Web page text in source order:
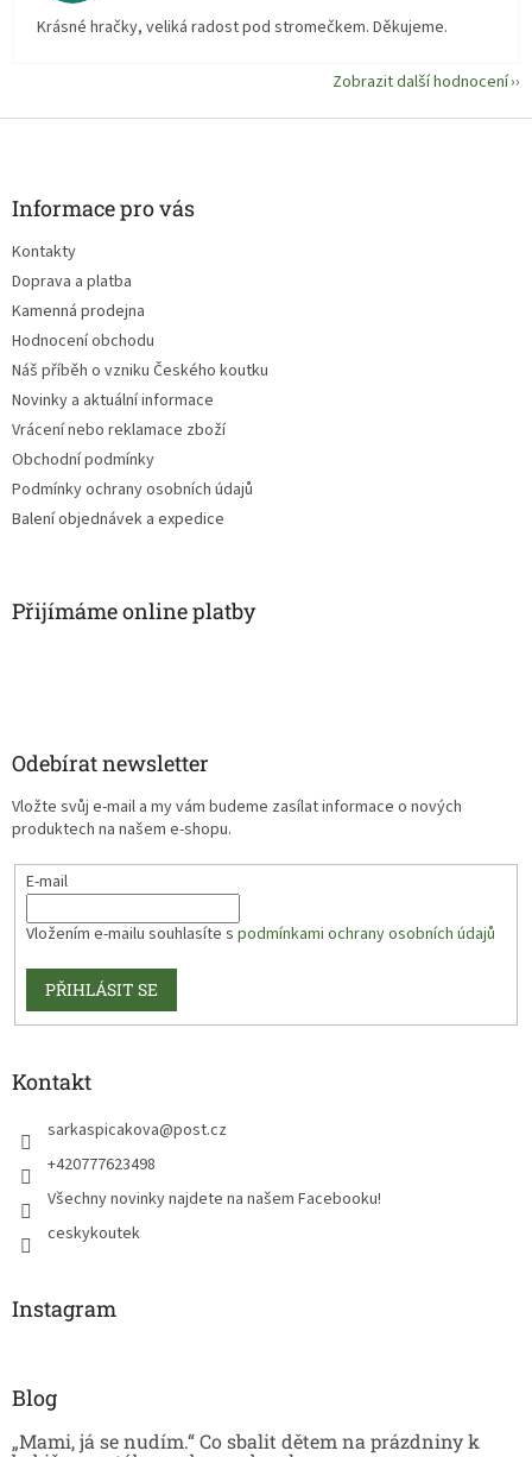
Krásné hračky, veliká radost pod stromečkem. Děkujeme.
Zobrazit další hodnocení
Informace pro vás
Kontakty
Doprava a platba
Kamenná prodejna
Hodnocení obchodu
Náš příběh o vzniku Českého koutku
Novinky a aktuální informace
Vrácení nebo reklamace zboží
Obchodní podmínky
Podmínky ochrany osobních údajů
Balení objednávek a expedice
Přijímáme online platby
Odebírat newsletter
Vložte svůj e-mail a my vám budeme zasílat informace o nových
produktech na našem e-shopu.
E-mail
Vložením e-mailu souhlasíte s podmínkami ochrany osobních údajů
PŘIHLÁSIT SE
Kontakt
sarkaspicakova@post.cz
+420777623498
Všechny novinky najdete na našem Facebooku!
ceskykoutek
Instagram
Blog
„Mami, já se nudím.“ Co sbalit dětem na prázdniny k